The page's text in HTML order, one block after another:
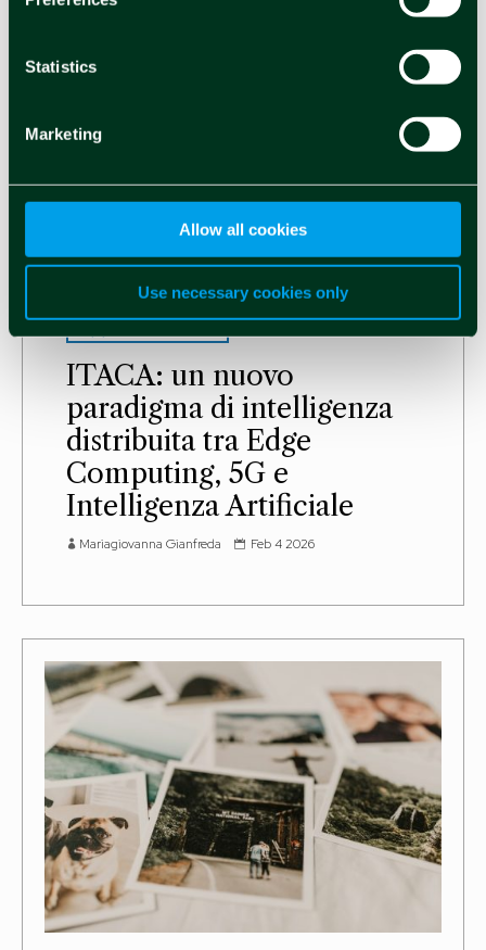
Statistics
Marketing
Allow all cookies
Use necessary cookies only
Approfondimenti
ITACA: un nuovo
paradigma di intelligenza
distribuita tra Edge
Computing, 5G e
Intelligenza Artificiale
Mariagiovanna Gianfreda Feb 4 2026